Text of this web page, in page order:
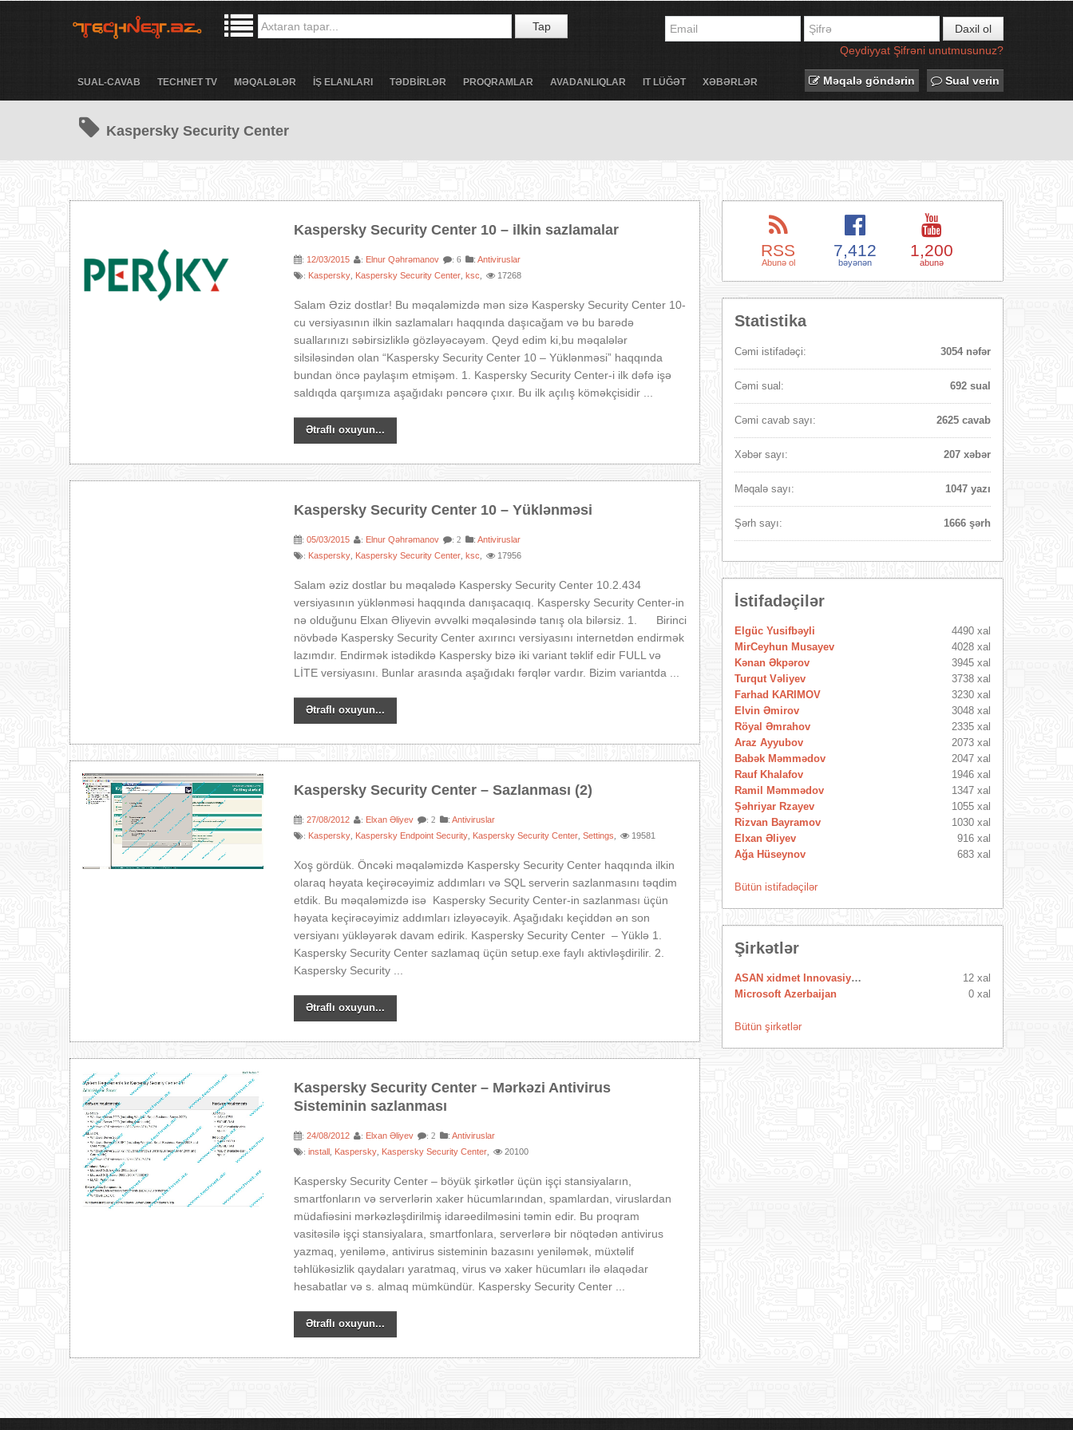
Tap
Daxil ol
Qeydiyyat Şifrəni unutmusunuz?
SUAL-CAVAB TECHNET TV MƏQALƏLƏR İŞ ELANLARI TƏDBİRLƏR PROQRAMLAR AVADANLIQLAR IT LÜĞƏT XƏBƏRLƏR Məqalə göndərin Sual verin
Kaspersky Security Center
Kaspersky Security Center 10 – ilkin sazlamalar
: 12/03/2015 : Elnur Qəhrəmanov : 6 :Antiviruslar
: Kaspersky Kaspersky Security Center ksc 17268
Salam Əziz dostlar! Bu məqaləmizdə mən sizə Kaspersky Security Center 10-
cu versiyasının ilkin sazlamaları haqqında daşıcağam və bu barədə
suallarınızı səbirsizliklə gözləyəcəyəm. Qeyd edim ki,bu məqalələr
silsiləsindən olan “Kaspersky Security Center 10 – Yüklənməsi” haqqında
bundan öncə paylaşım etmişəm. 1. Kaspersky Security Center-i ilk dəfə işə
saldıqda qarşımıza aşağıdakı pəncərə çıxır. Bu ilk açılış köməkçisidir ...
Ətraflı oxuyun...
Kaspersky Security Center 10 – Yüklənməsi
:05/03/2015 : Elnur Qəhrəmanov : 2 :Antiviruslar
: Kaspersky Kaspersky Security Center ksc 17956
Salam əziz dostlar bu məqalədə Kaspersky Security Center 10.2.434
versiyasının yüklənməsi haqqında danışacaqıq. Kaspersky Security Center-in
nə olduğunu Elxan Əliyevin əvvəlki məqaləsində tanış ola bilərsiz. 1. Birinci
növbədə Kaspersky Security Center axırıncı versiyasını internetdən endirmək
lazımdır. Endirmək istədikdə Kaspersky bizə iki variant təklif edir FULL və
LİTE versiyasını. Bunlar arasında aşağıdakı fərqlər vardır. Bizim variantda ...
Ətraflı oxuyun...
Kaspersky Security Center – Sazlanması (2)
:27/08/2012 : Elxan Əliyev : 2 :Antiviruslar
: Kaspersky Kaspersky Endpoint Security Kaspersky Security Center ,Settings 19581
Xoş gördük. Öncəki məqaləmizdə Kaspersky Security Center haqqında ilkin
olaraq həyata keçirəcəyimiz addımları və SQL serverin sazlanmasını təqdim
etdik. Bu məqaləmizdə isə Kaspersky Security Center-in sazlanması üçün
həyata keçirəcəyimiz addımları izləyəcəyik. Aşağıdakı keçiddən ən son
versiyanı yükləyərək davam edirik. Kaspersky Security Center – Yüklə 1.
Kaspersky Security Center sazlamaq üçün setup.exe faylı aktivləşdirilir. 2.
Kaspersky Security ...
Ətraflı oxuyun...
Kaspersky Security Center – Mərkəzi Antivirus
Sisteminin sazlanması
:24/08/2012 : Elxan Əliyev : 2 :Antiviruslar
:install Kaspersky Kaspersky Security Center 20100
Kaspersky Security Center – böyük şirkətlər üçün işçi stansiyaların,
smartfonların və serverlərin xaker hücumlarından, spamlardan, viruslardan
müdafiəsini mərkəzləşdirilmiş idarəedilməsini təmin edir. Bu proqram
vasitəsilə işçi stansiyalara, smartfonlara, serverlərə bir nöqtədən antivirus
yazmaq, yeniləmə, antivirus sisteminin bazasını yeniləmək, müxtəlif
təhlükəsizlik qaydaları yaratmaq, virus və xaker hücumları ilə əlaqədar
hesabatlar və s. almaq mümkündür. Kaspersky Security Center ...
Ətraflı oxuyun...
RSS
Abunə ol
7,412
bəyənən
1,200
abunə
Statistika
Cəmi istifadəçi: 3054 nəfər
Cəmi sual: 692 sual
Cəmi cavab sayı: 2625 cavab
Xəbər sayı: 207 xəbər
Məqalə sayı: 1047 yazı
Şərh sayı: 1666 şərh
İstifadəçilər
Elgüc Yusifbəyli
4490 xal
MirCeyhun Musayev
4028 xal
Kənan Əkpərov
3945 xal
Turqut Vəliyev
3738 xal
Farhad KARIMOV
3230 xal
Elvin Əmirov
3048 xal
Röyal Əmrahov
2335 xal
Araz Ayyubov
2073 xal
Babək Məmmədov
2047 xal
Rauf Khalafov
1946 xal
Ramil Məmmədov
1347 xal
Şəhriyar Rzayev
1055 xal
Rizvan Bayramov
1030 xal
Elxan Əliyev
916 xal
Ağa Hüseynov
683 xal
Bütün istifadəçilər
Şirkətlər
ASAN xidmet Innovasiya Mərkəzi
12 xal
Microsoft Azerbaijan
0 xal
Bütün şirkətlər